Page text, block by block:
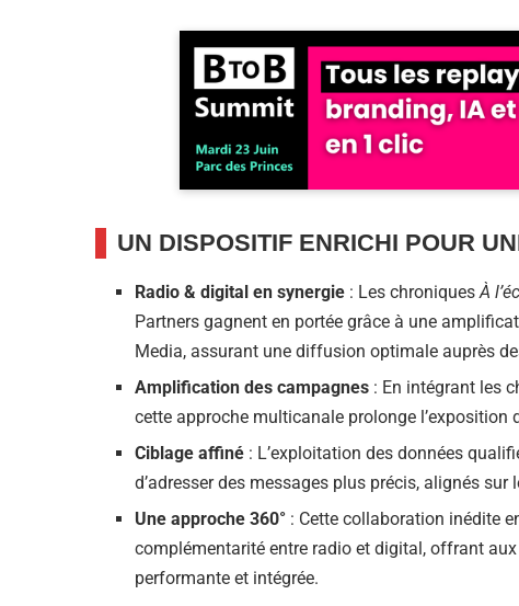
UN DISPOSITIF ENRICHI POUR
Radio & digital en synergie : Les chroniquesÀ
Partners gagnent en portée grâce à une
Media, assurant une diffusion optimale auprès
Amplification des campagnes : En intégrant les
cette approche multicanale prolonge
Ciblage affiné : L’exploitation des données
d’adresser des messages plus précis, alignés sur
Une approche 360° : Cette collaboration inédite
complémentarité entre radio et digital, offrant
performante et intégrée.